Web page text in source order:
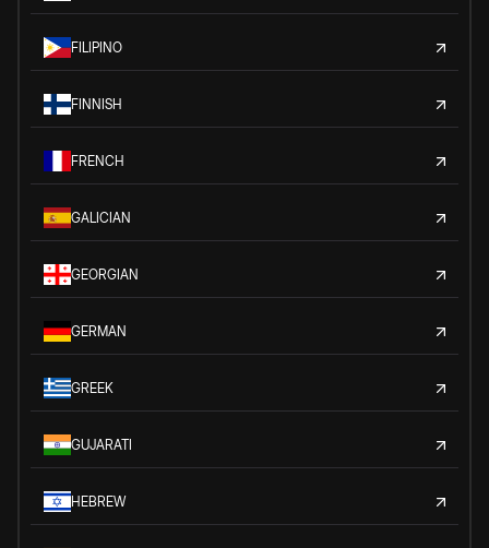
FILIPINO
FINNISH
FRENCH
GALICIAN
GEORGIAN
GERMAN
GREEK
GUJARATI
HEBREW